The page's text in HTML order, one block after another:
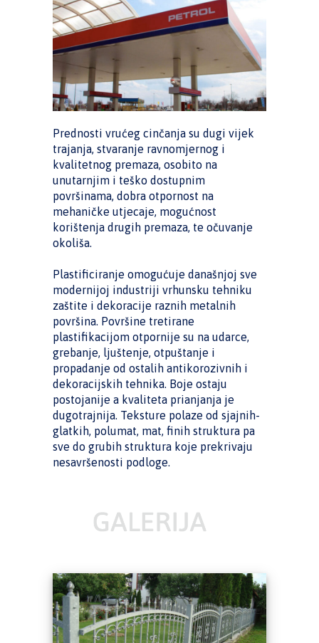
Prednosti vrućeg cinčanja su dugi vijek
trajanja, stvaranje ravnomjernog i
kvalitetnog premaza, osobito na
unutarnjim i teško dostupnim
površinama, dobra otpornost na
mehaničke utjecaje, mogućnost
korištenja drugih premaza, te očuvanje
okoliša.
Plastificiranje omogućuje današnjoj sve
modernijoj industriji vrhunsku tehniku
zaštite i dekoracije raznih metalnih
površina. Površine tretirane
plastifikacijom otpornije su na udarce,
grebanje, ljuštenje, otpuštanje i
propadanje od ostalih antikorozivnih i
dekoracijskih tehnika. Boje ostaju
postojanije a kvaliteta prianjanja je
dugotrajnija. Teksture polaze od sjajnih-
glatkih, polumat, mat, finih struktura pa
sve do grubih struktura koje prekrivaju
nesavršenosti podloge.